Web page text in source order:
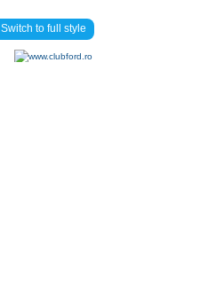
Switch to full style